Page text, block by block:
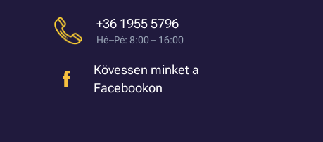
+36 1955 5796
Hé–Pé: 8:00 – 16:00
Kövessen minket a
Facebookon